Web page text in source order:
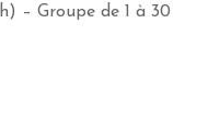
– Groupe de 1 à 30